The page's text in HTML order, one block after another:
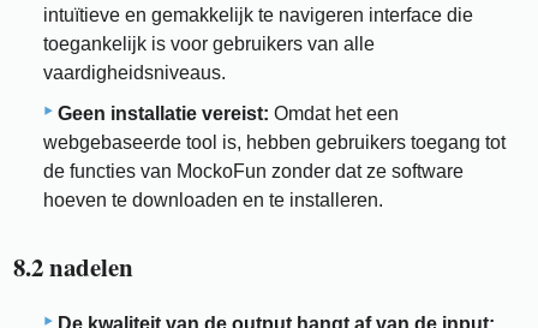
intuïtieve en gemakkelijk te navigeren interface die
toegankelijk is voor gebruikers van alle
vaardigheidsniveaus.
Geen installatie vereist: Omdat het een
webgebaseerde tool is, hebben gebruikers toegang tot
de functies van MockoFun zonder dat ze software
hoeven te downloaden en te installeren.
8.2 nadelen